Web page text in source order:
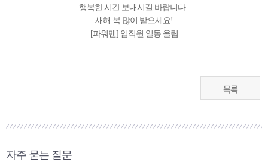
행복한 시간 보내시길 바랍니다.
새해 복 많이 받으세요!
[파워맨] 임직원 일동 올림
목록
자주 묻는 질문